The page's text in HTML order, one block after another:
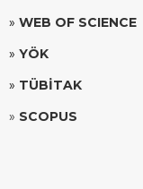
» WEB OF SCIENCE
» YÖK
» TÜBİTAK
» SCOPUS